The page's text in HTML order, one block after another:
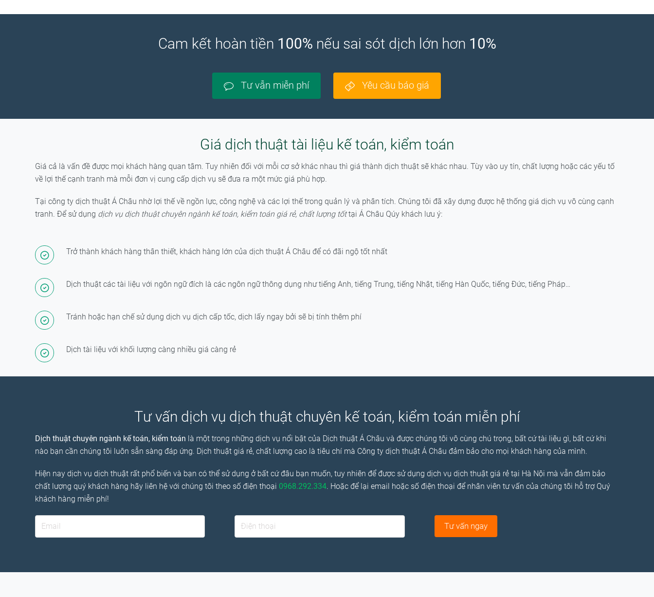
Cam kết hoàn tiền 100% nếu sai sót dịch lớn hơn 10%
Tư vẫn miễn phí Yêu cầu báo giá
Giá dịch thuật tài liệu kế toán, kiểm toán
Giá cả là vấn đề được mọi khách hàng quan tâm. Tuy nhiên đối với mỗi cơ sở khác nhau thì giá thành dịch thuật sẽ khác nhau. Tùy vào uy tín, chất lượng hoặc các yếu tố
về lợi thế cạnh tranh mà mỗi đơn vị cung cấp dịch vụ sẽ đưa ra một mức giá phù hợp.
Tại công ty dịch thuật Á Châu nhờ lợi thế về ngồn lực, công nghệ và các lợi thế trong quản lý và phân tích. Chúng tôi đã xây dựng được hệ thống giá dịch vụ vô cùng cạnh
tranh. Để sử dụng dịch vụ dịch thuật chuyên ngành kế toán, kiểm toán giá rẻ, chất lượng tốttại Á Châu Qúy khách lưu ý:
Trở thành khách hàng thân thiết, khách hàng lớn của dịch thuật Á Châu để có đãi ngộ tốt nhất
Dịch thuật các tài liệu với ngôn ngữ đích là các ngôn ngữ thông dụng như tiếng Anh, tiếng Trung, tiếng Nhật, tiếng Hàn Quốc, tiếng Đức, tiếng Pháp…
Tránh hoặc hạn chế sử dụng dịch vụ dịch cấp tốc, dịch lấy ngay bởi sẽ bị tính thêm phí
Dịch tài liệu với khối lượng càng nhiều giá càng rẻ
Tư vấn dịch vụ dịch thuật chuyên kế toán, kiểm toán miễn phí
Dịch thuật chuyên ngành kế toán, kiểm toán là một trong những dịch vụ nổi bật của Dịch thuật Á Châu và được chúng tôi vô cùng chú trọng, bất cứ tài liệu gì, bất cứ khi
nào bạn cần chúng tôi luôn sẵn sàng đáp ứng. Dịch thuật giá rẻ, chất lượng cao là tiêu chí mà Công ty dịch thuật Á Châu đảm bảo cho mọi khách hàng của mình.
Hiện nay dịch vụ dịch thuật rất phổ biến và bạn có thể sử dụng ở bất cứ đâu bạn muốn, tuy nhiên để được sử dụng dịch vụ dịch thuật giá rẻ tại Hà Nội mà vẫn đảm bảo
chất lượng quý khách hàng hãy liên hệ với chúng tôi theo số điện thoại 0968.292.334. Hoặc để lại email hoặc số điện thoại để nhân viên tư vấn của chúng tôi hỗ trợ Quý
khách hàng miễn phí!